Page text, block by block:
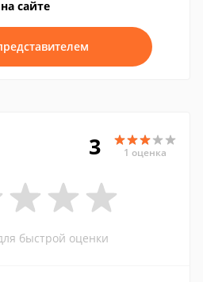
на сайте
3 1 оценка
быстрой оценки